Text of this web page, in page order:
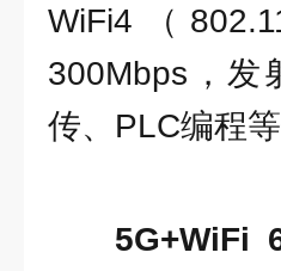
WiFi4（
300Mbps，发
传、PLC编程
5G+WiFi